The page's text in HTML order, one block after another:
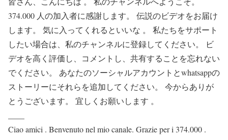
374.000 人の加入者に感謝します。 伝説のビデオをお届け
します。 気に入ってくれるといいな 。 私たちをサポート
したい場合は、私のチャンネルに登録してください。 ビ
デオを高く評価し、コメントし、共有することを忘れない
でください。 あなたのソーシャルアカウントとwhatsappの
ストーリーにそれらを追加してください。 今からありが
とうございます。 宜しくお願いします 。
Ciao amici . Benvenuto nel mio canale. Grazie per i 374.000 .